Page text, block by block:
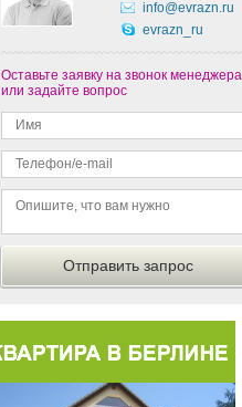
info@evrazn.ru
evrazn_ru
Оставьте заявку на звонок менеджера
или задайте вопрос